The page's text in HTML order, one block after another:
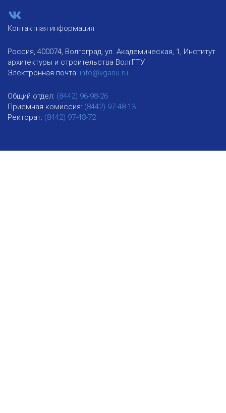
Контактная информация
Россия, 400074, Волгоград, ул. Академическая, 1, Институт
архитектуры и строительства ВолгГТУ
Электронная почта: info@vgasu.ru
Общий отдел: (8442) 96-98-26
Приемная комиссия: (8442) 97-48-13
Ректорат: (8442) 97-48-72